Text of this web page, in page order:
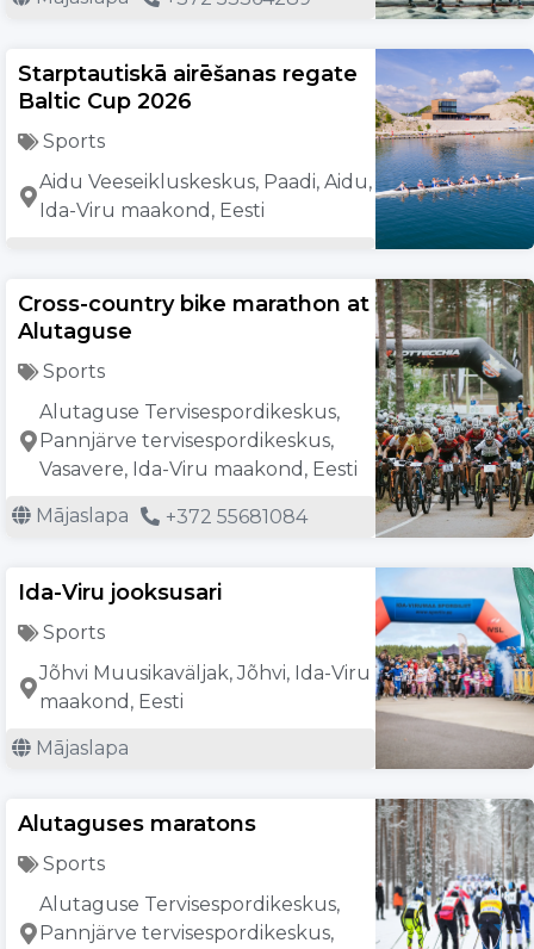
Starptautiskā airēšanas regate
Baltic Cup 2026
Sports
Aidu Veeseikluskeskus, Paadi, Aidu,
Ida-Viru maakond, Eesti
Cross-country bike marathon at
Alutaguse
Sports
Alutaguse Tervisespordikeskus,
Pannjärve tervisespordikeskus,
Vasavere, Ida-Viru maakond, Eesti
Mājaslapa +372 55681084
Ida-Viru jooksusari
Sports
Jõhvi Muusikaväljak, Jõhvi, Ida-Viru
maakond, Eesti
Mājaslapa
Alutaguses maratons
Sports
Alutaguse Tervisespordikeskus,
Pannjärve tervisespordikeskus,